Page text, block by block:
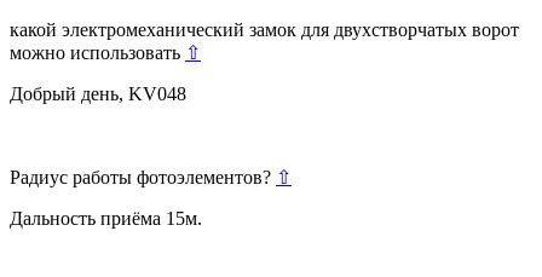
какой электромеханический замок для двухстворчатых ворот
можно использовать ⇧
Добрый день, KV048
Радиус работы фотоэлементов? ⇧
Дальность приёма 15м.